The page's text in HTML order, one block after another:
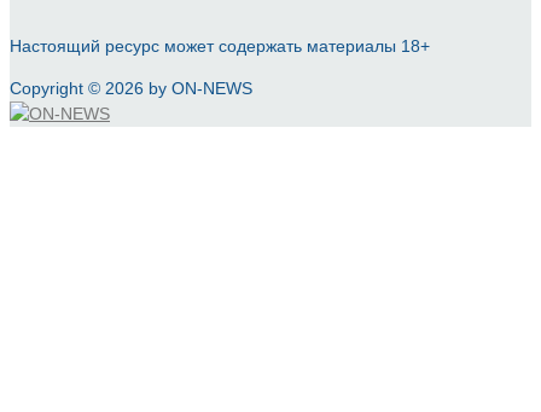
Настоящий ресурс может содержать материалы 18+
Copyright © 2026 by ON-NEWS